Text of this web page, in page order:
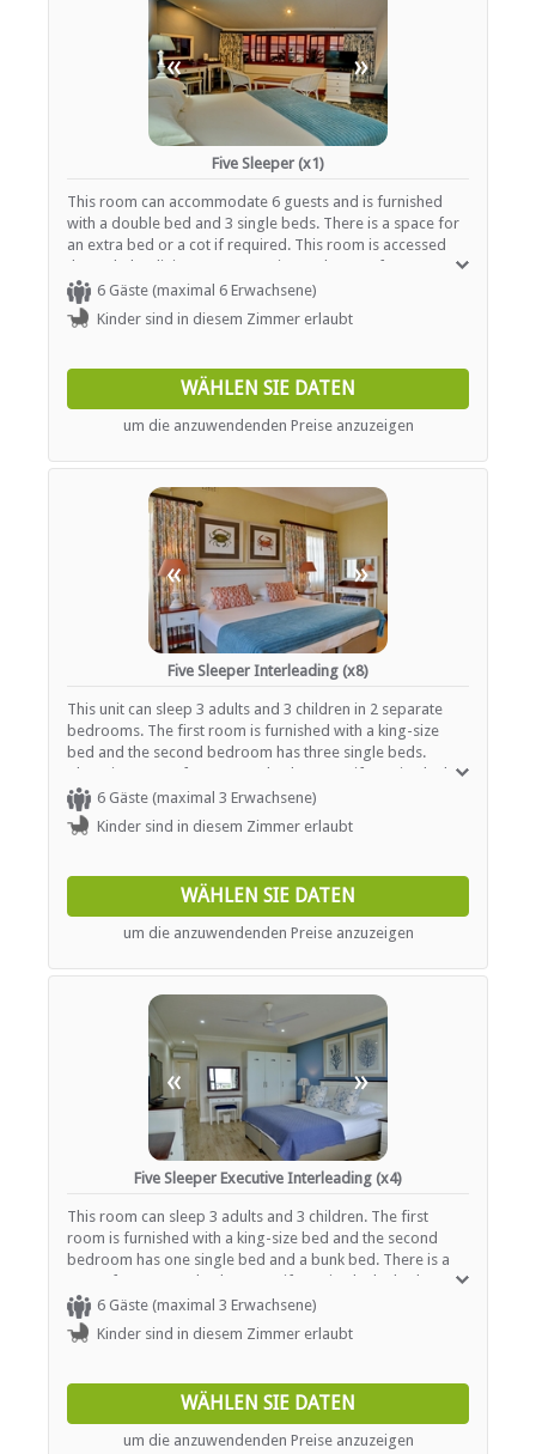
« »
Five Sleeper (x1)
This room can accommodate 6 guests and is furnished
with a double bed and 3 single beds. There is a space for
an extra bed or a cot if required. This room is accessed
through the dining room upstairs. Each room features an
en-suite bathroom with a shower and bath, a basin and a
toilet. In addition, each room contains air-conditioning, a
TV with selected DStv channels and tea- and coffee-
6 Gäste (maximal 6 Erwachsene)
Kinder sind in diesem Zimmer erlaubt
WÄHLEN SIE DATEN
um die anzuwendenden Preise anzuzeigen
« »
Five Sleeper Interleading (x8)
This unit can sleep 3 adults and 3 children in 2 separate
bedrooms. The first room is furnished with a king-size
bed and the second bedroom has three single beds.
There is a space for an extra bed or a cot if required. The
bathroom is fitted with a shower and bath, a basin and a
toilet. In addition, each room contains air-conditioning, a
TV with selected DStv channels and tea- and coffee-
6 Gäste (maximal 3 Erwachsene)
Kinder sind in diesem Zimmer erlaubt
WÄHLEN SIE DATEN
um die anzuwendenden Preise anzuzeigen
« »
Five Sleeper Executive Interleading (x4)
This room can sleep 3 adults and 3 children. The first
room is furnished with a king-size bed and the second
bedroom has one single bed and a bunk bed. There is a
space for an extra bed or a cot if required. The bathroom
is fitted with a shower and bath, a basin and a toilet. In
addition, each room contains air-conditioning, a TV with
selected DStv channels and tea- and coffee-making
6 Gäste (maximal 3 Erwachsene)
Kinder sind in diesem Zimmer erlaubt
WÄHLEN SIE DATEN
um die anzuwendenden Preise anzuzeigen